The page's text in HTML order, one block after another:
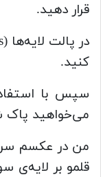
قرار دهید.
کنید.
سپس با
می‌خواهید پاک
من در عکسم سر
قلمو بر لایه‌ی